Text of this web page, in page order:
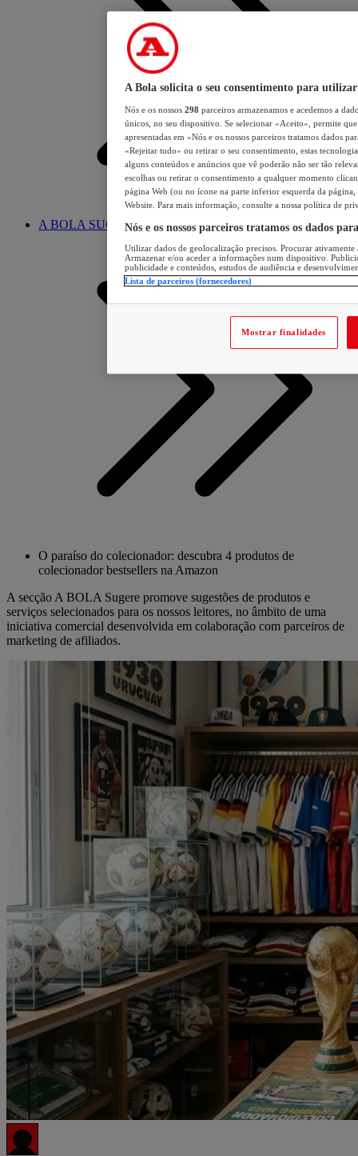
A BOLA SUGERE
O paraíso do colecionador: descubra 4 produtos de
colecionador bestsellers na Amazon
A secção A BOLA Sugere promove sugestões de produtos e
serviços selecionados para os nossos leitores, no âmbito de uma
iniciativa comercial desenvolvida em colaboração com parceiros de
marketing de afiliados.
A Bola solicita o seu consentimento para utilizar
Nós e os nossos 298 parceiros armazenamos e acedemos a
únicos, no seu dispositivo. Se selecionar «Aceito», permite
apresentadas em «Nós e os nossos parceiros tratamos dados
«Rejeitar tudo» ou retirar o seu consentimento, estas
alguns conteúdos e anúncios que vê poderão não ser tão
escolhas ou retirar o consentimento a qualquer momento
página Web (ou no ícone na parte inferior esquerda da página,
Website. Para mais informação, consulte a nossa política de
Nós e os nossos parceiros tratamos os dados
Utilizar dados de geolocalização precisos. Procurar
Armazenar e/ou aceder a informações num dispositivo.
publicidade e conteúdos, estudos de audiência e
Lista de parceiros (fornecedores)
Mostrar finalidades